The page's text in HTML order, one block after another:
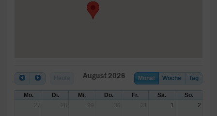
Monat Woche Tag
August 2026
Mo. Di. Mi. Do. Fr. Sa.
So.
1 2